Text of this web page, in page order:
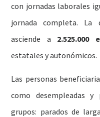
con jornadas laborales
jornada completa. La
asciende a 2.525.000
estatales y autonómicos.
Las personas
como desempleadas
grupos: parados de